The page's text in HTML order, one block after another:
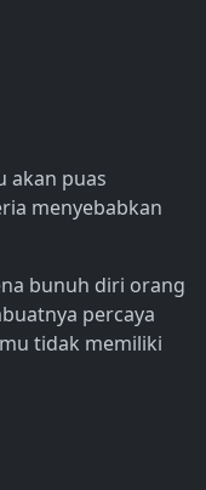
akan puas
menyebabkan
bunuh diri orang
percaya
tidak memiliki